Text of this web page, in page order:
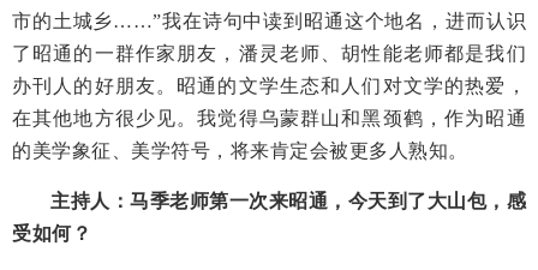
市的土城乡……”我在诗句中读到昭通这个地名，进而认识
了昭通的一群作家朋友，潘灵老师、胡性能老师都是我们
办刊人的好朋友。昭通的文学生态和人们对文学的热爱，
在其他地方很少见。我觉得乌蒙群山和黑颈鹤，作为昭通
的美学象征、美学符号，将来肯定会被更多人熟知。
主持人：马季老师第一次来昭通，今天到了大山包，感
受如何？